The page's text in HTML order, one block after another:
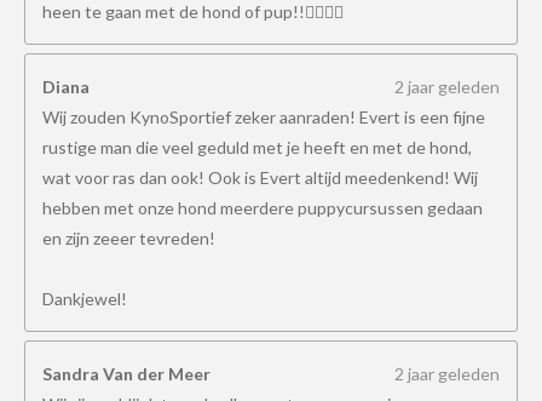
heen te gaan met de hond of pup!!👍🏻👍🏻
Diana
2 jaar geleden
Wij zouden KynoSportief zeker aanraden! Evert is een fijne
rustige man die veel geduld met je heeft en met de hond,
wat voor ras dan ook! Ook is Evert altijd meedenkend! Wij
hebben met onze hond meerdere puppycursussen gedaan
en zijn zeeer tevreden!
Dankjewel!
Sandra Van der Meer
2 jaar geleden